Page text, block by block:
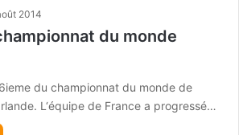
2014
du monde
du championnat du monde de
L‘équipe de France a progressé…